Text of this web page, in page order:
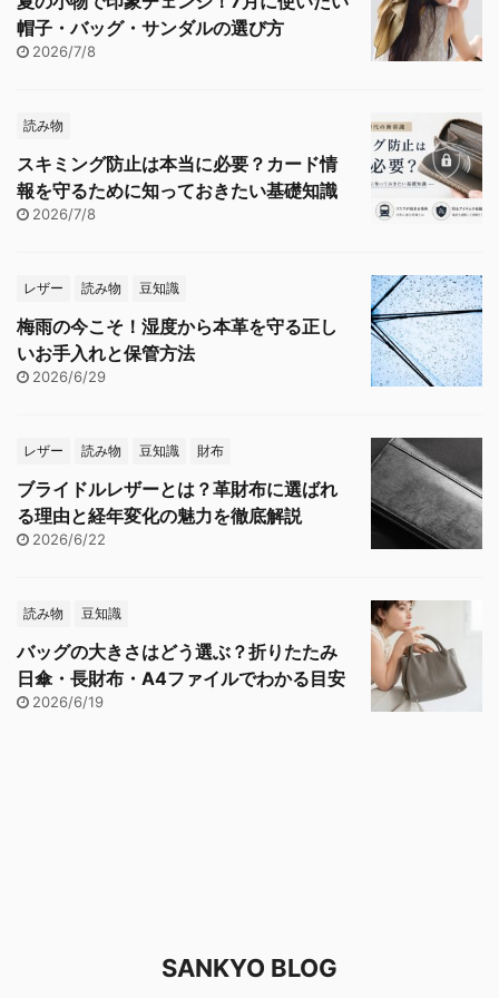
帽子・バッグ・サンダルの選び方
2026/7/8
読み物
スキミング防止は本当に必要？カード情
報を守るために知っておきたい基礎知識
2026/7/8
レザー 読み物 豆知識
梅雨の今こそ！湿度から本革を守る正し
いお手入れと保管方法
2026/6/29
レザー 読み物 豆知識 財布
ブライドルレザーとは？革財布に選ばれ
る理由と経年変化の魅力を徹底解説
2026/6/22
読み物 豆知識
バッグの大きさはどう選ぶ？折りたたみ
日傘・長財布・A4ファイルでわかる目安
2026/6/19
SANKYO BLOG